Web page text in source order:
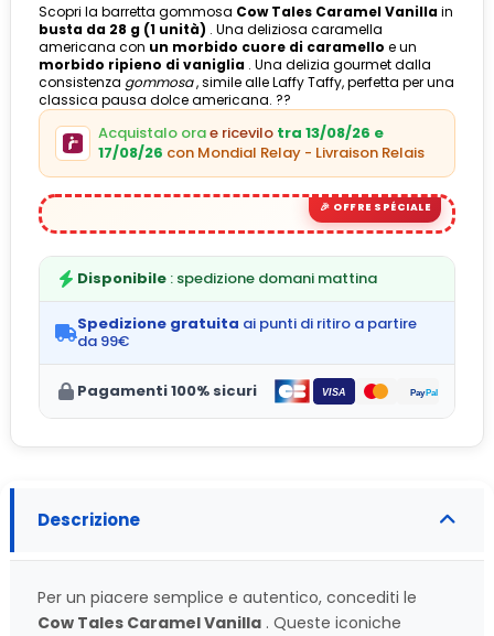
Scopri la barretta gommosa Cow Tales Caramel Vanillain
busta da 28 g (1 unità) . Una deliziosa caramella
americana con un morbido cuore di caramello e un
morbido ripieno di vaniglia . Una delizia gourmet dalla
consistenza gommosa, simile alle Laffy Taffy, perfetta per una
classica pausa dolce americana. ??
Acquistalo orae ricevilo tra 13/08/26 e
17/08/26 con Mondial Relay - Livraison Relais
Disponibile : spedizione domani mattina
Spedizione gratuita ai punti di ritiro a partire
da 99€
Pagamenti 100% sicuri
Descrizione
Per un piacere semplice e autentico, concediti le
Cow Tales Caramel Vanilla . Queste iconiche